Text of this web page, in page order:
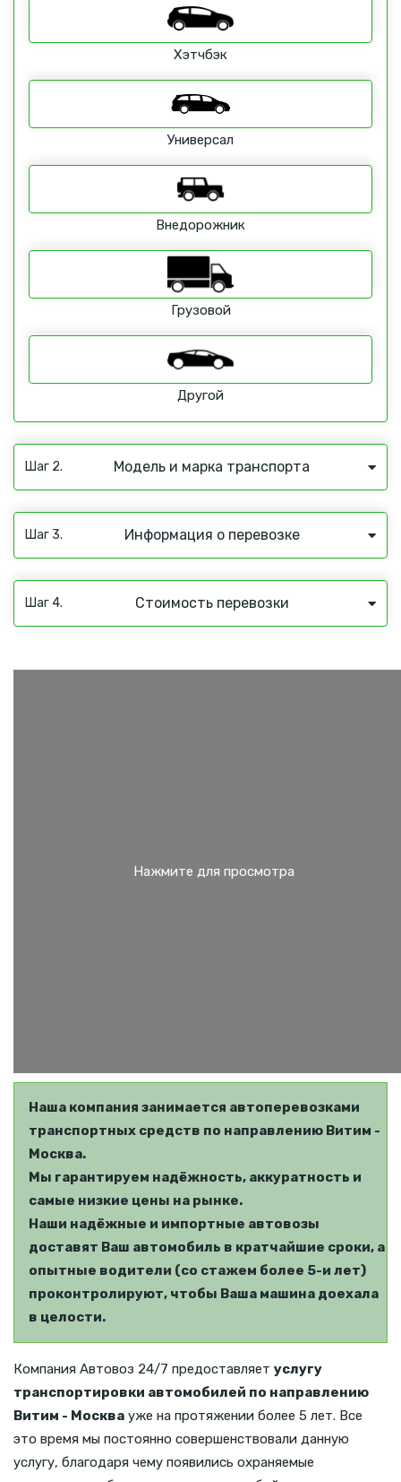
Хэтчбэк
Универсал
Внедорожник
Грузовой
Другой
Шаг 2. Модель и марка транспорта
Шаг 3. Информация о перевозке
Шаг 4. Стоимость перевозки
Наша компания занимается автоперевозками
транспортных средств по направлению Витим -
Москва.
Мы гарантируем надёжность, аккуратность и
самые низкие цены на рынке.
Наши надёжные и импортные автовозы
доставят Ваш автомобиль в кратчайшие сроки, а
опытные водители (со стажем более 5-и лет)
проконтролируют, чтобы Ваша машина доехала
в целости.
Компания Автовоз 24/7 предоставляет услугу
транспортировки автомобилей по направлению
Витим - Москва уже на протяжении более 5 лет. Все
это время мы постоянно совершенствовали данную
услугу, благодаря чему появились охраняемые